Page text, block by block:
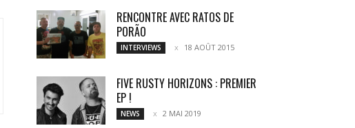
RENCONTRE AVEC RATOS DE
PORÃO
INTERVIEWS 18 AOÛT 2015
FIVE RUSTY HORIZONS : PREMIER
EP !
NEWS 2 MAI 2019